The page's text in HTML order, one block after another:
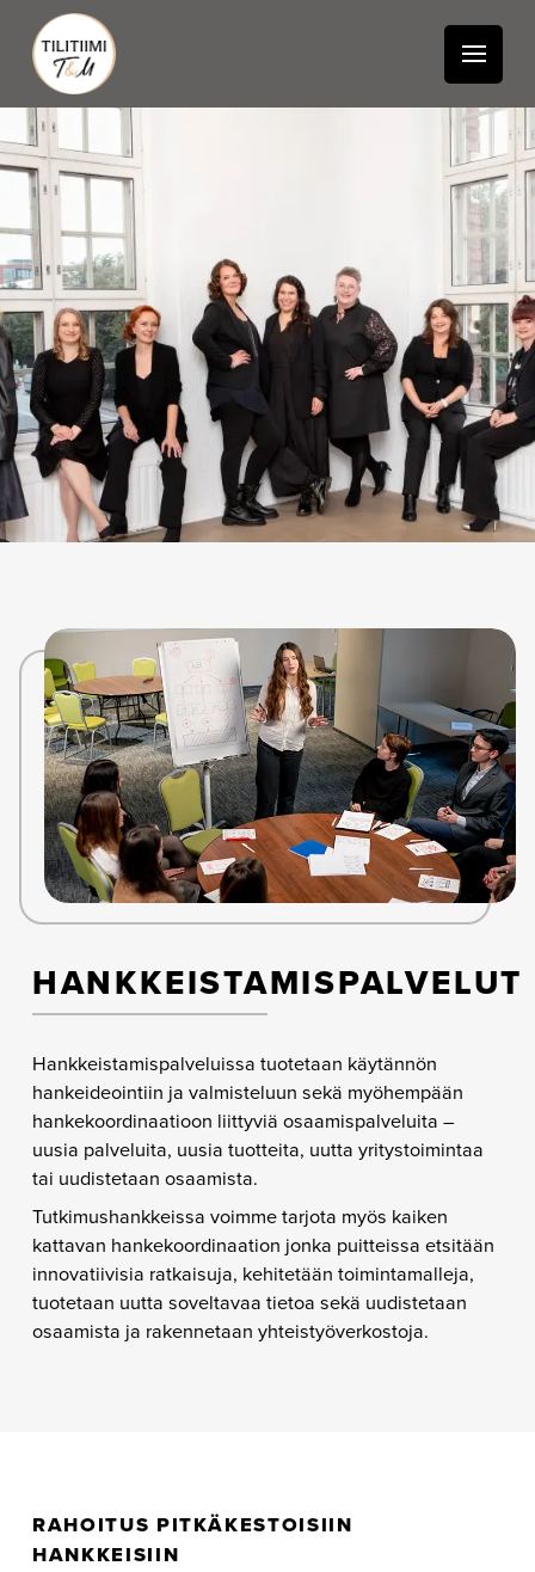
HANKKEISTAMISPALVELUT
Hankkeistamispalveluissa tuotetaan käytännön
hankeideointiin ja valmisteluun sekä myöhempään
hankekoordinaatioon liittyviä osaamispalveluita –
uusia palveluita, uusia tuotteita, uutta yritystoimintaa
tai uudistetaan osaamista.
Tutkimushankkeissa voimme tarjota myös kaiken
kattavan hankekoordinaation jonka puitteissa etsitään
innovatiivisia ratkaisuja, kehitetään toimintamalleja,
tuotetaan uutta soveltavaa tietoa sekä uudistetaan
osaamista ja rakennetaan yhteistyöverkostoja.
RAHOITUS PITKÄKESTOISIIN
HANKKEISIIN